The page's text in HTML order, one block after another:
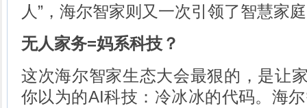
人”，海尔智家则又一次引领了智慧家
无人家务=妈系科技？
这次海尔智家生态大会最狠的，是让
你以为的AI科技：冷冰冰的代码。海